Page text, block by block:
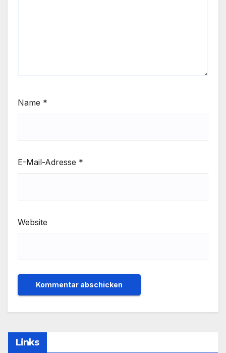
Name *
E-Mail-Adresse *
Website
Links